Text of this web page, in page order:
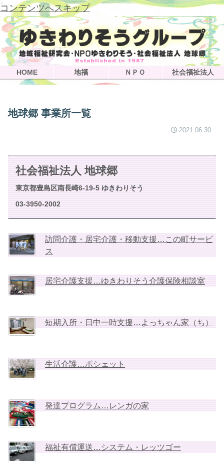
コンテンツへスキップ
HOME 地福 ＮＰＯ 社会福祉法人
地球郷 事業所一覧
2021.06.30
社会福祉法人 地球郷
東京都豊島区南長崎6-19-5 ゆきわりそう
03-3950-2002
訪問介護・居宅介護・移動支援…この町サービ
ス
居宅介護支援…ゆきわりそう介護保険相談室
短期入所・日中一時支援…よっちゃん家（ち）
生活介護…ポシェット
発達プログラム…レンガの家
福祉有償運送…システム・レッツゴー